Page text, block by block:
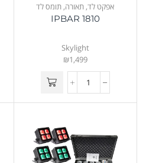
אפקט לד, תאורה, תומס לד
IPBAR 1810
Skylight
₪1,499